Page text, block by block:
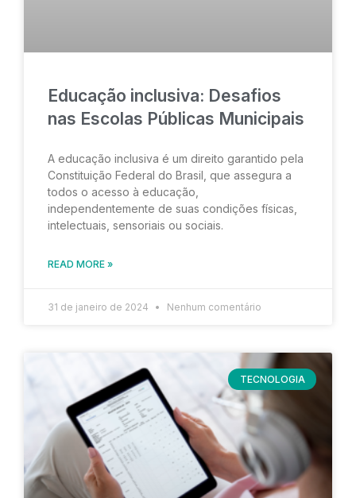
Educação inclusiva: Desafios
nas Escolas Públicas Municipais
A educação inclusiva é um direito garantido pela
Constituição Federal do Brasil, que assegura a
todos o acesso à educação,
independentemente de suas condições físicas,
intelectuais, sensoriais ou sociais.
READ MORE »
31 de janeiro de 2024 Nenhum comentário
TECNOLOGIA